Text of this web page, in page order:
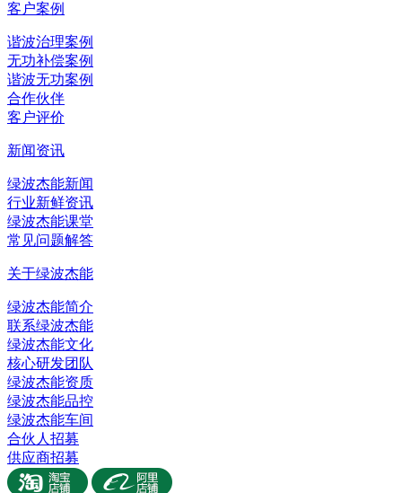
客户案例
谐波治理案例
无功补偿案例
谐波无功案例
合作伙伴
客户评价
新闻资讯
绿波杰能新闻
行业新鲜资讯
绿波杰能课堂
常见问题解答
关于绿波杰能
绿波杰能简介
联系绿波杰能
绿波杰能文化
核心研发团队
绿波杰能资质
绿波杰能品控
绿波杰能车间
合伙人招募
供应商招募